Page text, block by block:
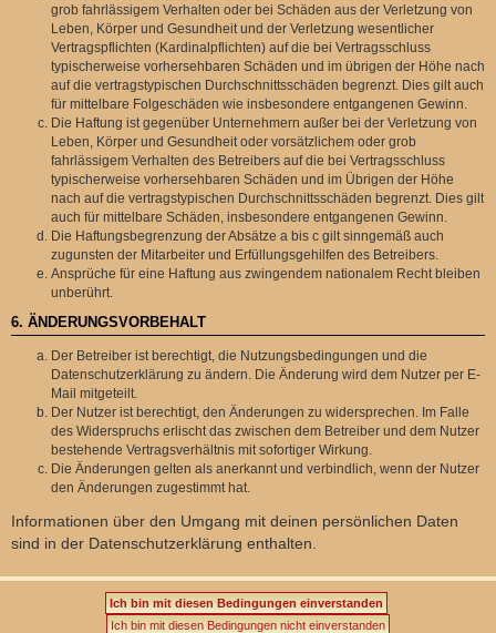
grob fahrlässigem Verhalten oder bei Schäden aus der Verletzung von
Leben, Körper und Gesundheit und der Verletzung wesentlicher
Vertragspflichten (Kardinalpflichten) auf die bei Vertragsschluss
typischerweise vorhersehbaren Schäden und im übrigen der Höhe nach
auf die vertragstypischen Durchschnittsschäden begrenzt. Dies gilt auch
für mittelbare Folgeschäden wie insbesondere entgangenen Gewinn.
Die Haftung ist gegenüber Unternehmern außer bei der Verletzung von
Leben, Körper und Gesundheit oder vorsätzlichem oder grob
fahrlässigem Verhalten des Betreibers auf die bei Vertragsschluss
typischerweise vorhersehbaren Schäden und im Übrigen der Höhe
nach auf die vertragstypischen Durchschnittsschäden begrenzt. Dies gilt
auch für mittelbare Schäden, insbesondere entgangenen Gewinn.
Die Haftungsbegrenzung der Absätze a bis c gilt sinngemäß auch
zugunsten der Mitarbeiter und Erfüllungsgehilfen des Betreibers.
Ansprüche für eine Haftung aus zwingendem nationalem Recht bleiben
unberührt.
6. ÄNDERUNGSVORBEHALT
Der Betreiber ist berechtigt, die Nutzungsbedingungen und die
Datenschutzerklärung zu ändern. Die Änderung wird dem Nutzer per E-
Mail mitgeteilt.
Der Nutzer ist berechtigt, den Änderungen zu widersprechen. Im Falle
des Widerspruchs erlischt das zwischen dem Betreiber und dem Nutzer
bestehende Vertragsverhältnis mit sofortiger Wirkung.
Die Änderungen gelten als anerkannt und verbindlich, wenn der Nutzer
den Änderungen zugestimmt hat.
Informationen über den Umgang mit deinen persönlichen Daten
sind in der Datenschutzerklärung enthalten.